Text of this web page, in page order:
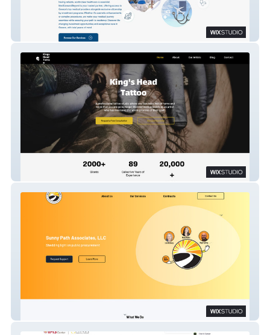
MedCareandBeyond
Kings Head Tattoo